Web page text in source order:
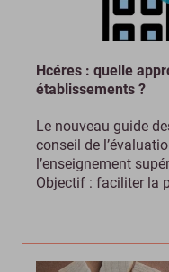
Hcéres : quelle
établissements ?
Le nouveau guide
conseil de
l’enseignement
Objectif : faciliter la